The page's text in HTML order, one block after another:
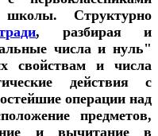
школы. Структурно
, разбирая и
числа и нуль"
свойствам и числа
действия с
операции над
предметов,
и вычитание в